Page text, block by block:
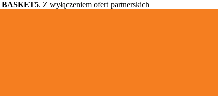
BASKET5. Z wyłączeniem ofert partnerskich